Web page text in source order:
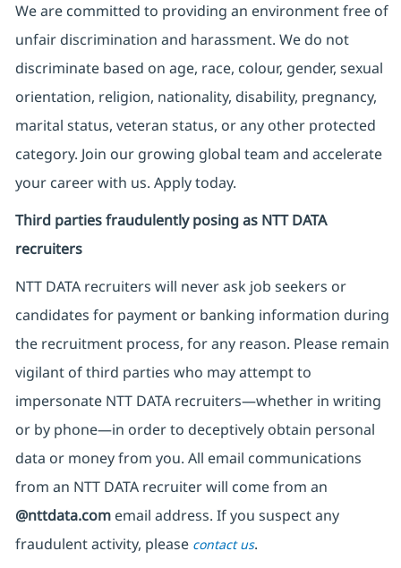
We are committed to providing an environment free of
unfair discrimination and harassment. We do not
discriminate based on age, race, colour, gender, sexual
orientation, religion, nationality, disability, pregnancy,
marital status, veteran status, or any other protected
category. Join our growing global team and accelerate
your career with us. Apply today.
Third parties fraudulently posing as NTT DATA
recruiters
NTT DATA recruiters will never ask job seekers or
candidates for payment or banking information during
the recruitment process, for any reason. Please remain
vigilant of third parties who may attempt to
impersonate NTT DATA recruiters—whether in writing
or by phone—in order to deceptively obtain personal
data or money from you. All email communications
from an NTT DATA recruiterwill come from an
@nttdata.comemail address. If you suspect any
fraudulent activity, please contact us.